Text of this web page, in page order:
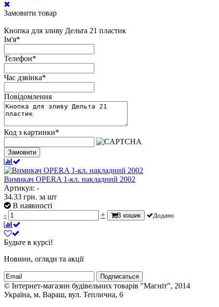
Замовити товар
Кнопка для зливу Дельта 21 пластик
Ім'я*
Телефон*
Час дзвінка*
Повідомлення
Код з картинки*
Замовити
Вимикач OPERA 1-кл. накладний 2002
Артикул: -
34.33 грн. за шт
В наявності
-
+ В кошик Додано
Будьте в курсі!
Новини, огляди та акції
Подписаться
© Інтернет-магазин будівельних товарів "Магніт", 2014
Україна, м. Вараш, вул. Теплична, 6